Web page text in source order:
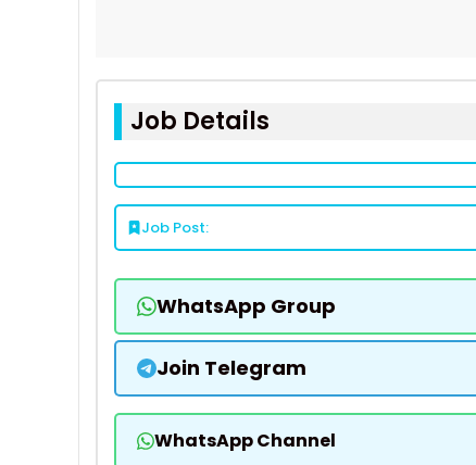
Job Details
Job Post:
WhatsApp Group
Join Telegram
WhatsApp Channel